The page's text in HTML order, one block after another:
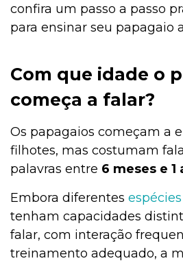
confira um passo a passo
para ensinar seu papagaio
Com que idade o
começa a falar?
Os papagaios começam a
filhotes, mas costumam
palavras entre 6 meses e
Embora diferentes
tenham capacidades
falar, com interação
treinamento adequado, a